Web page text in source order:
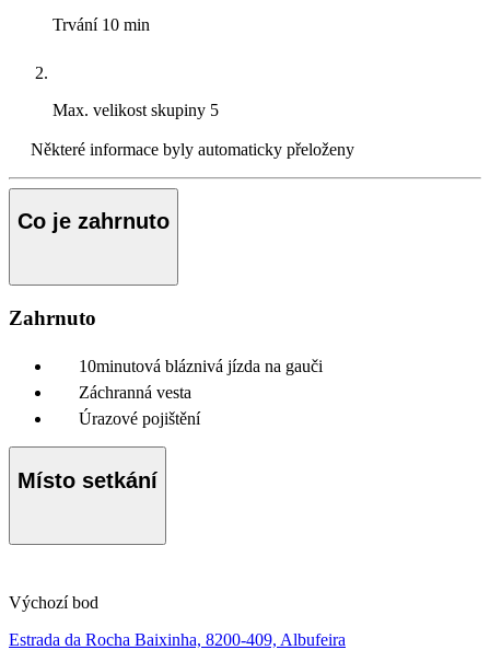
Trvání 10 min
Max. velikost skupiny 5
Některé informace byly automaticky přeloženy
Co je zahrnuto
Zahrnuto
10minutová bláznivá jízda na gauči
Záchranná vesta
Úrazové pojištění
Místo setkání
Výchozí bod
Estrada da Rocha Baixinha, 8200-409, Albufeira